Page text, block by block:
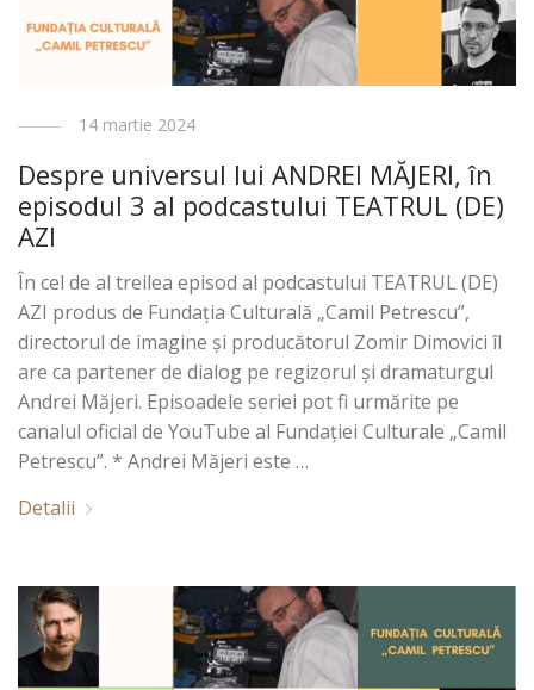
14 martie 2024
Despre universul lui ANDREI MĂJERI, în
episodul 3 al podcastului TEATRUL (DE)
AZI
În cel de al treilea episod al podcastului TEATRUL (DE)
AZI produs de Fundația Culturală „Camil Petrescu”,
directorul de imagine și producătorul Zomir Dimovici îl
are ca partener de dialog pe regizorul și dramaturgul
Andrei Măjeri. Episoadele seriei pot fi urmărite pe
canalul oficial de YouTube al Fundației Culturale „Camil
Petrescu”. * Andrei Măjeri este …
Detalii